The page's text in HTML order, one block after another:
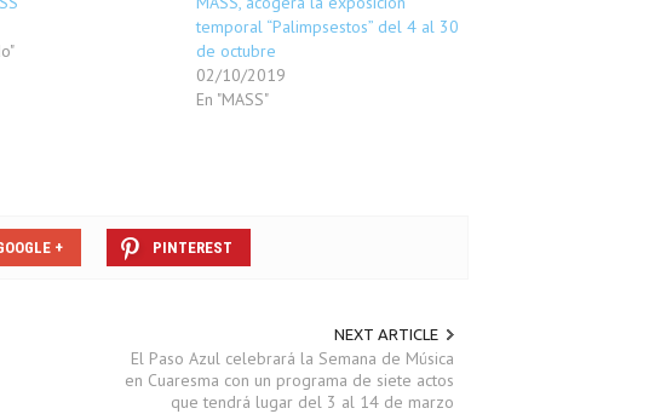
temporal “Palimpsestos” del 4 al 30
de octubre
02/10/2019
En "MASS"
+ PINTEREST
NEXT ARTICLE
El Paso Azul celebrará la Semana de Música
en Cuaresma con un programa de siete actos
que tendrá lugar del 3 al 14 de marzo